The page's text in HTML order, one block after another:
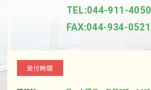
TEL:044-911-4050
FAX:044-934-0521
受付時間